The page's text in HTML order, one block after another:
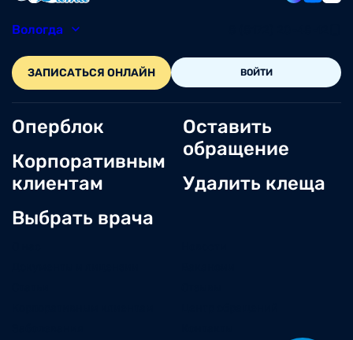
Вологда
ЗАПИСАТЬСЯ ОНЛАЙН ВОЙТИ
Оперблок
Корпоративным
клиентам
Выбрать врача
Оставить
обращение
Удалить клеща